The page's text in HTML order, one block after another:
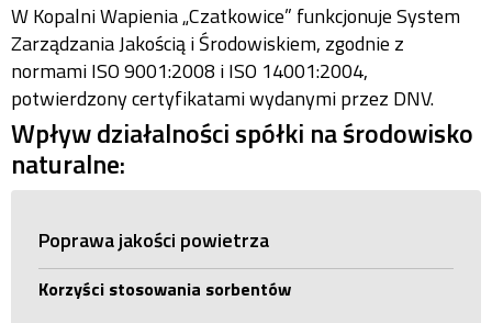
W Kopalni Wapienia „Czatkowice” funkcjonuje System
Zarządzania Jakością i Środowiskiem, zgodnie z
normami ISO 9001:2008 i ISO 14001:2004,
potwierdzony certyfikatami wydanymi przez DNV.
Wpływ działalności spółki na środowisko
naturalne:
Poprawa jakości powietrza
Korzyści stosowania sorbentów